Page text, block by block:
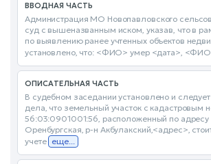
ВВОДНАЯ ЧАСТЬ
Администрация МО Новопавловского
суд с вышеназванным иском, указав, что в
по выявлению ранее учтенных объектов
установлено, что: <ФИО> умер <дата>,
ОПИСАТЕЛЬНАЯ ЧАСТЬ
В судебном заседании установлено и
дела, что земельный участок с кадастровым
56:03:0901001:56, расположенный по адресу
Оренбургская, р-н Акбулакский,<адрес>,
учете еще...